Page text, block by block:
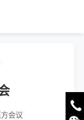
会议